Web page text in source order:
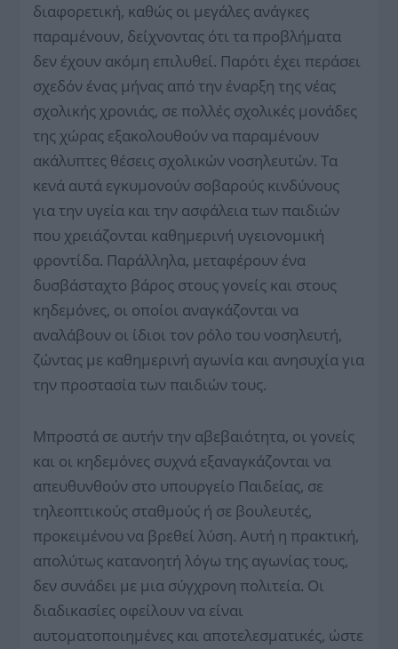
διαφορετική, καθώς οι μεγάλες ανάγκες
παραμένουν, δείχνοντας ότι τα προβλήματα
δεν έχουν ακόμη επιλυθεί. Παρότι έχει περάσει
σχεδόν ένας μήνας από την έναρξη της νέας
σχολικής χρονιάς, σε πολλές σχολικές μονάδες
της χώρας εξακολουθούν να παραμένουν
ακάλυπτες θέσεις σχολικών νοσηλευτών. Τα
κενά αυτά εγκυμονούν σοβαρούς κινδύνους
για την υγεία και την ασφάλεια των παιδιών
που χρειάζονται καθημερινή υγειονομική
φροντίδα. Παράλληλα, μεταφέρουν ένα
δυσβάσταχτο βάρος στους γονείς και στους
κηδεμόνες, οι οποίοι αναγκάζονται να
αναλάβουν οι ίδιοι τον ρόλο του νοσηλευτή,
ζώντας με καθημερινή αγωνία και ανησυχία για
την προστασία των παιδιών τους.
Μπροστά σε αυτήν την αβεβαιότητα, οι γονείς
και οι κηδεμόνες συχνά εξαναγκάζονται να
απευθυνθούν στο υπουργείο Παιδείας, σε
τηλεοπτικούς σταθμούς ή σε βουλευτές,
προκειμένου να βρεθεί λύση. Αυτή η πρακτική,
απολύτως κατανοητή λόγω της αγωνίας τους,
δεν συνάδει με μια σύγχρονη πολιτεία. Οι
διαδικασίες οφείλουν να είναι
αυτοματοποιημένες και αποτελεσματικές, ώστε